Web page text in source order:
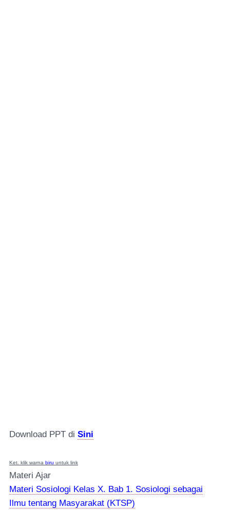
Download PPT di Sini
Ket. klik warna biru untuk link
Materi Ajar
Materi Sosiologi Kelas X. Bab 1. Sosiologi sebagai
Ilmu tentang Masyarakat (KTSP)